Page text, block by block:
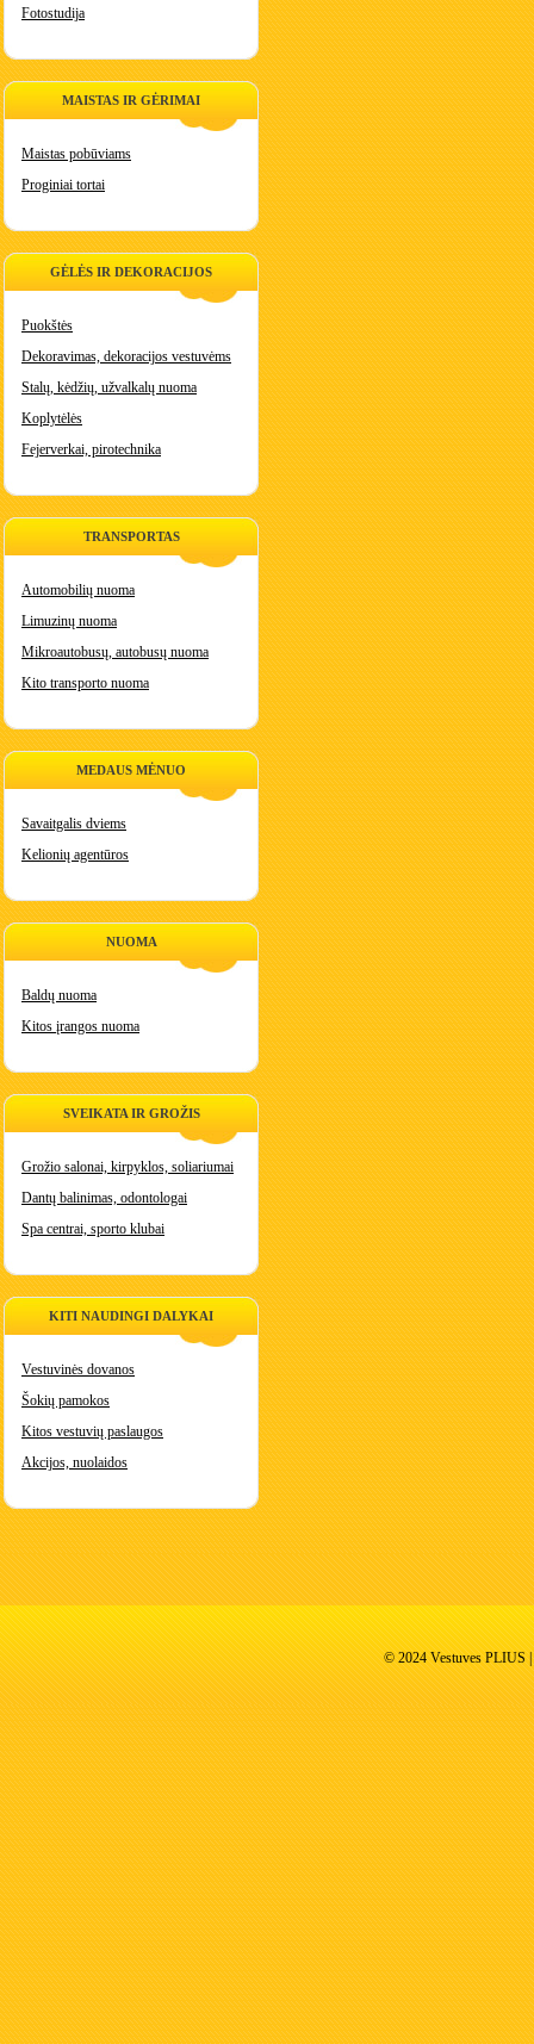
Fotostudija
MAISTAS IR GĖRIMAI
Maistas pobūviams
Proginiai tortai
GĖLĖS IR DEKORACIJOS
Puokštės
Dekoravimas, dekoracijos vestuvėms
Stalų, kėdžių, užvalkalų nuoma
Koplytėlės
Fejerverkai, pirotechnika
TRANSPORTAS
Automobilių nuoma
Limuzinų nuoma
Mikroautobusų, autobusų nuoma
Kito transporto nuoma
MEDAUS MĖNUO
Savaitgalis dviems
Kelionių agentūros
NUOMA
Baldų nuoma
Kitos įrangos nuoma
SVEIKATA IR GROŽIS
Grožio salonai, kirpyklos, soliariumai
Dantų balinimas, odontologai
Spa centrai, sporto klubai
KITI NAUDINGI DALYKAI
Vestuvinės dovanos
Šokių pamokos
Kitos vestuvių paslaugos
Akcijos, nuolaidos
© 2024 Vestuves PLIUS